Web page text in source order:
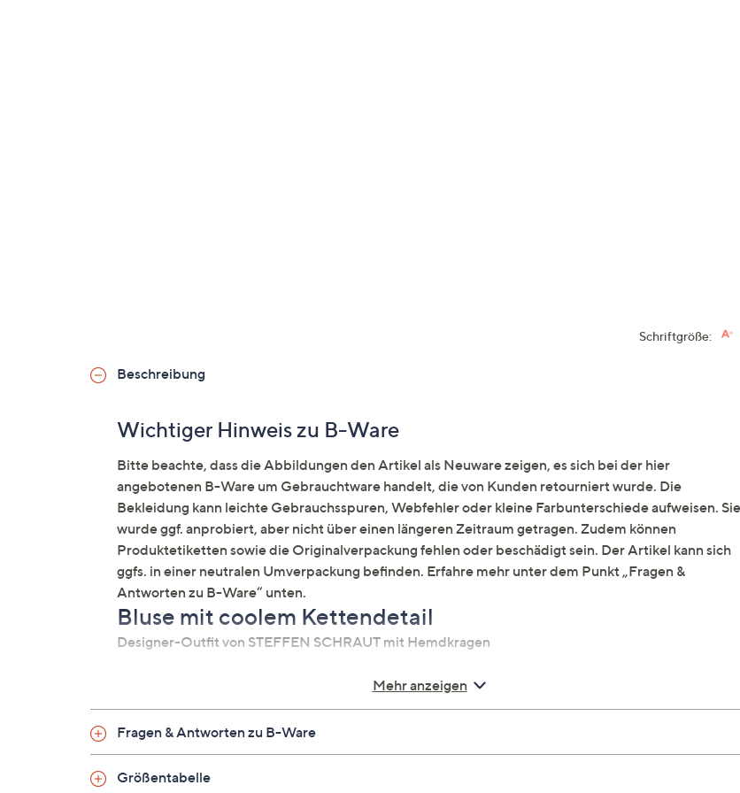
Schriftgröße:
Beschreibung
Wichtiger Hinweis zu B-Ware
Bitte beachte, dass die Abbildungen den Artikel als Neuware zeigen, es sich bei der hier
angebotenen B-Ware um Gebrauchtware handelt, die von Kunden retourniert wurde. Die
Bekleidung kann leichte Gebrauchsspuren, Webfehler oder kleine Farbunterschiede aufweisen. Sie
wurde ggf. anprobiert, aber nicht über einen längeren Zeitraum getragen. Zudem können
Produktetiketten sowie die Originalverpackung fehlen oder beschädigt sein. Der Artikel kann sich
ggfs. in einer neutralen Umverpackung befinden. Erfahre mehr unter dem Punkt „Fragen &
Antworten zu B-Ware“ unten.
Bluse mit coolem Kettendetail
Designer-Outfit von STEFFEN SCHRAUT mit Hemdkragen
Hemdkragen
Kettenverzierung am Kragen
Mehr anzeigen
Fragen & Antworten zu B-Ware
Größentabelle